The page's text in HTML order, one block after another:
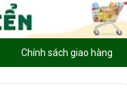
Chính sách giao hàng